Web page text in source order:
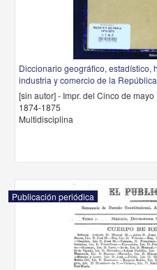
Diccionario geográfico, estadístico,
industria y comercio de la
[sin autor] - Impr. del Cinco de mayo
1874-1875
Multidisciplina
Publicación periódica